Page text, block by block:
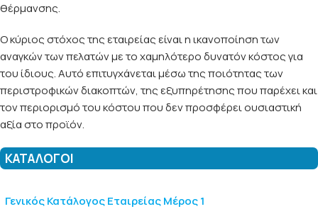
θέρμανσης.
Ο κύριος στόχος της εταιρείας είναι η ικανοποίηση των
αναγκών των πελατών με το χαμηλότερο δυνατόν κόστος για
του ίδιους. Αυτό επιτυγχάνεται μέσω της ποιότητας των
περιστροφικών διακοπτών, της εξυπηρέτησης που παρέχει και
τον περιορισμό του κόστου που δεν προσφέρει ουσιαστική
αξία στο προϊόν.
ΚΑΤΑΛΟΓΟΙ
Γενικός Κατάλογος Εταιρείας Μέρος 1